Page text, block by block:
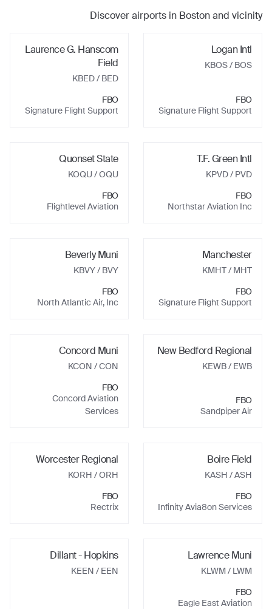
Discover airports in Bostonand vicinity
Logan Intl
KBOS/ BOS
FBO
Signature Flight Support
Laurence G. Hanscom
Field
KBED/ BED
FBO
Signature Flight Support
T.F. Green Intl
KPVD/ PVD
FBO
Northstar Aviation Inc
Quonset State
KOQU/ OQU
FBO
Flightlevel Aviation
Manchester
KMHT/ MHT
FBO
Signature Flight Support
Beverly Muni
KBVY/ BVY
FBO
North Atlantic Air, Inc
New Bedford Regional
KEWB/ EWB
FBO
Sandpiper Air
Concord Muni
KCON / CON
FBO
Concord Aviation
Services
Boire Field
KASH / ASH
FBO
Infinity Avia8on Services
Worcester Regional
KORH / ORH
FBO
Rectrix
Lawrence Muni
KLWM/ LWM
FBO
Eagle East Aviation
Dillant - Hopkins
KEEN / EEN